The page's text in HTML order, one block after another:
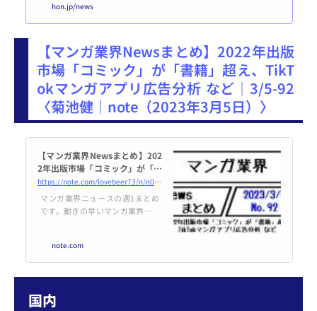
転」などが話題に。広い意味での
出版に関連する最新ニュースから
クアップし、独自の視点でコメン
トしてあります（ISSN 2436-823
7）。政治ステマ規制は私権制
限、規制範囲広く社会に混乱招く
恐れ〈通販新聞社（2023年2月23
日）〉https://www.tsuhanshimb
un.com/products/ar...
hon.jp/news
【マンガ業界Newsまとめ】2022年出版
市場「コミック」が「書籍」超え、TikT
okマンガアプリ広告分析 など｜3/5-92
〈菊池健｜note（2023年3月5日）〉
【マンガ業界Newsまとめ】202
2年出版市場「コミック」が「書
籍」超え、TikTokマンガアプリ
広告分析 など｜3/5-92｜菊池健
https://note.com/lovebeer73/n/n0d05aed04344
マンガ業界ニュースの週1まとめ
です。動きの早いマンガ業界・W
時間で情報を得られることを目指
しています。 ――― 2022年出版
市場（紙+電子）はコミックが書
2％：書籍40.97％：雑誌17.51％
note.com
国内